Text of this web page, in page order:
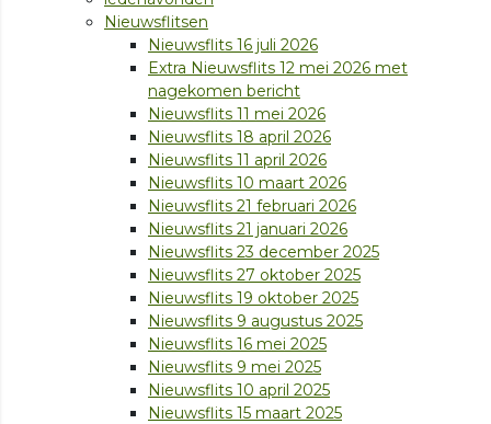
Nieuwsflitsen
Nieuwsflits 16 juli 2026
Extra Nieuwsflits 12 mei 2026 met
nagekomen bericht
Nieuwsflits 11 mei 2026
Nieuwsflits 18 april 2026
Nieuwsflits 11 april 2026
Nieuwsflits 10 maart 2026
Nieuwsflits 21 februari 2026
Nieuwsflits 21 januari 2026
Nieuwsflits 23 december 2025
Nieuwsflits 27 oktober 2025
Nieuwsflits 19 oktober 2025
Nieuwsflits 9 augustus 2025
Nieuwsflits 16 mei 2025
Nieuwsflits 9 mei 2025
Nieuwsflits 10 april 2025
Nieuwsflits 15 maart 2025